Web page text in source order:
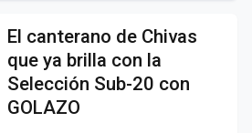
El canterano de Chivas
que ya brilla con la
Selección Sub-20 con
GOLAZO